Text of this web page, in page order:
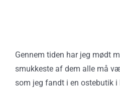
Gennem tiden har jeg mødt
smukkeste af dem alle må
som jeg fandt i en ostebutik i